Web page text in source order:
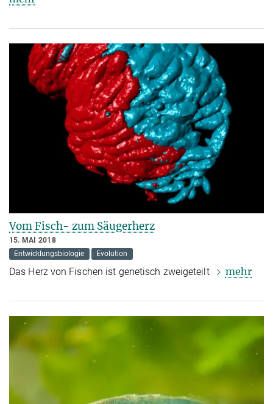
Vom Fisch- zum Säugerherz
15. MAI 2018
Entwicklungsbiologie
Evolution
Das Herz von Fischen ist genetisch zweigeteilt mehr